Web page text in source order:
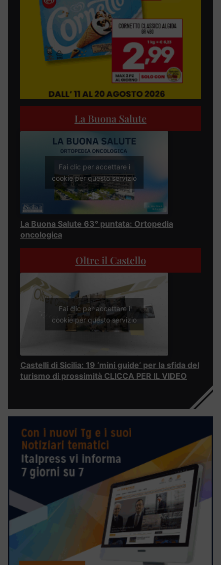
La Buona Salute
Fai clic per accettare i
cookie per questo servizio
La Buona Salute 63° puntata: Ortopedia
oncologica
Oltre il Castello
Fai clic per accettare i
cookie per questo servizio
Castelli di Sicilia: 19 ‘mini guide’ per la sfida del
turismo di prossimità CLICCA PER IL VIDEO